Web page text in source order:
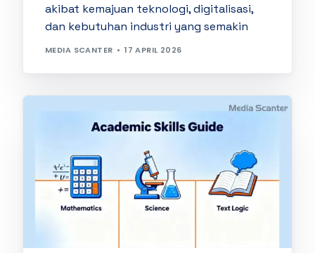
akibat kemajuan teknologi, digitalisasi,
dan kebutuhan industri yang semakin
MEDIA SCANTER 17 APRIL 2026